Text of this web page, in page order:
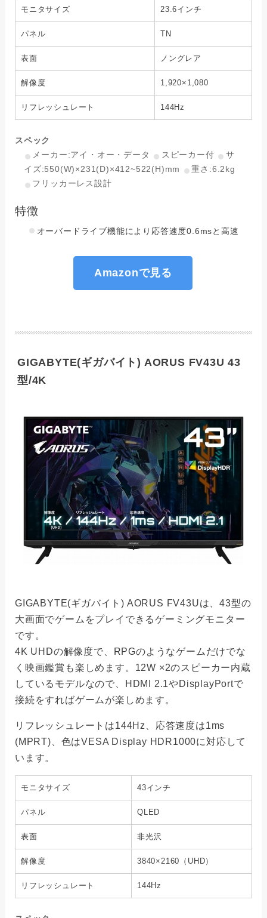
モニタサイズ 23.6インチ
パネル TN
表面 ノングレア
解像度 1,920×1,080
リフレッシュレート 144Hz
スペック
メーカー:アイ・オー・データ
スピーカー付
サ
イズ:550(W)×231(D)×412~522(H)mm
重さ:6.2kg
フリッカーレス設計
特徴
オーバードライブ機能により応答速度0.6msと高速
Amazonで見る
GIGABYTE(ギガバイト) AORUS FV43U 43
型/4K
GIGABYTE(ギガバイト) AORUS FV43Uは、43型の
大画面でゲームをプレイできるゲーミングモニター
です。
4K UHDの解像度で、RPGのようなゲームだけでな
く映画鑑賞も楽しめます。12W ×2のスピーカー内蔵
しているモデルなので、HDMI 2.1やDisplayPortで
接続をすればゲームが楽しめます。
リフレッシュレートは144Hz、応答速度は1ms
(MPRT)、色はVESA Display HDR1000に対応して
います。
モニタサイズ 43インチ
パネル QLED
表面 非光沢
解像度 3840×2160（UHD）
リフレッシュレート 144Hz